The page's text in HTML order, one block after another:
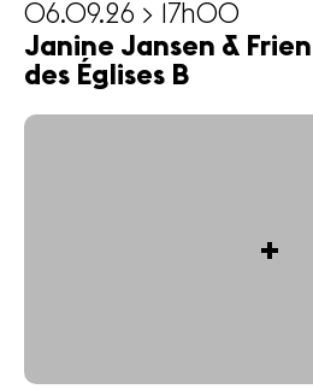
06.09.26 > 17h00
Janine Jansen &
des Églises B
+